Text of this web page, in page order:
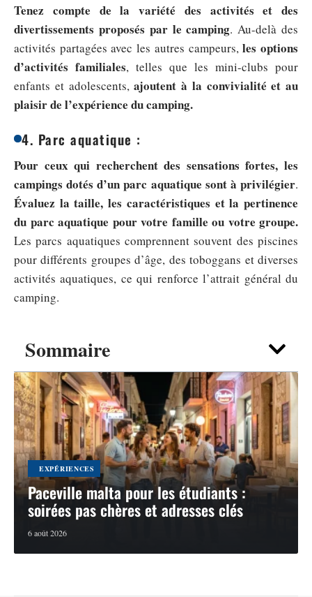
Sommaire
EXPÉRIENCES
Paceville malta pour les étudiants :
soirées pas chères et adresses clés
6 août 2026
Tenez compte de la variété des activités et des
divertissements proposés par le camping. Au-delà des
activités partagées avec les autres campeurs,les options
d’activités familiales, telles que les mini-clubs pour
enfants et adolescents,ajoutent à la convivialité et au
plaisir de l’expérience du camping.
4. Parc aquatique :
Pour ceux qui recherchent des sensations fortes, les
campings dotés d’un parc aquatique sont à privilégier.
Évaluez la taille, les caractéristiques et la pertinence
du parc aquatique pour votre famille ou votre groupe.
Les parcs aquatiques comprennent souvent des piscines
pour différents groupes d’âge, des toboggans et diverses
activités aquatiques, ce qui renforce l’attrait général du
camping.